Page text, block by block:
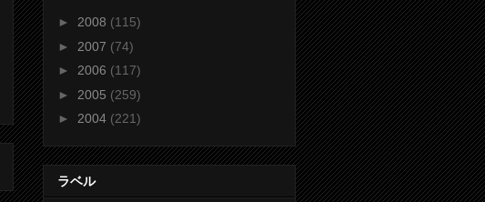
► 2008 (115)
► 2007 (74)
► 2006 (117)
► 2005 (259)
► 2004 (221)
ラベル